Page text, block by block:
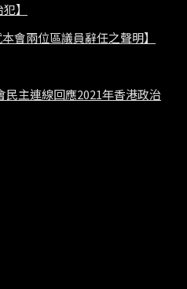
】
會兩位區議員辭任之聲明】
主連線回應2021年香港政治